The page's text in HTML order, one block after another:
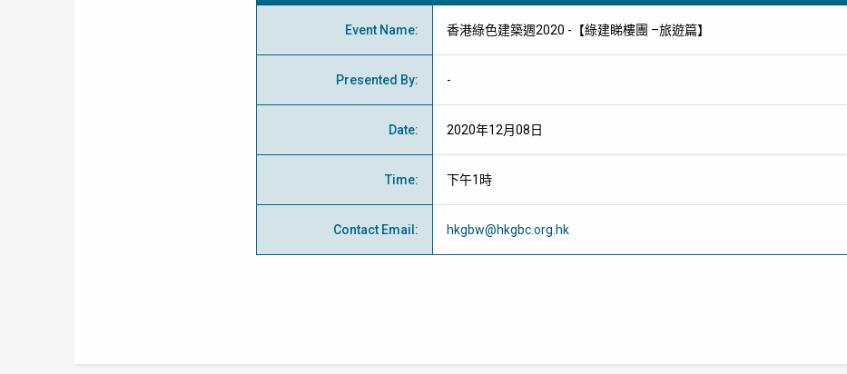
Event Name: 香港綠色建築週2020 -【綠建睇樓團 –旅遊篇】
Presented By: -
Date: 2020年12月08日
Time: 下午1時
Contact Email : hkgbw@hkgbc.org.hk